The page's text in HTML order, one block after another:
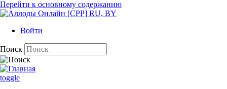
Перейти к основному содержанию
Войти
Поиск
toggle